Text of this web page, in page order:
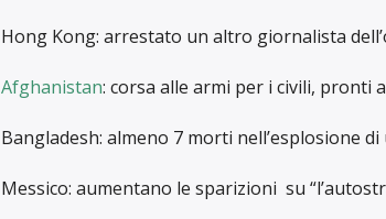
Hong Kong: arrestato un altro giornalista
Afghanistan: corsa alle armi per i civili, pronti
Bangladesh: almeno 7 morti nell’esplosione
Messico: aumentano le sparizioni su